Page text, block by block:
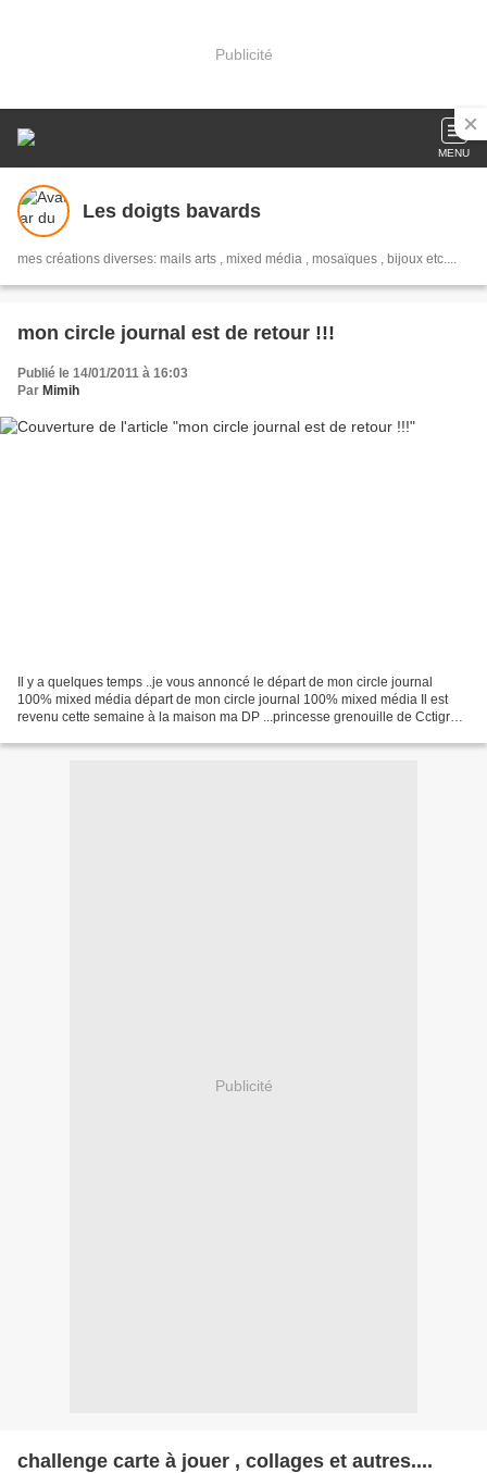
Publicité
MENU
Les doigts bavards
mes créations diverses: mails arts , mixed média , mosaïques , bijoux etc....
mon circle journal est de retour !!!
Publié le 14/01/2011 à 16:03
Par Mimih
Il y a quelques temps ..je vous annoncé le départ de mon circle journal
100% mixed média départ de mon circle journal 100% mixed média Il est
revenu cette semaine à la maison ma DP ...princesse grenouille de Cctigrou
Publicité
challenge carte à jouer , collages et autres....